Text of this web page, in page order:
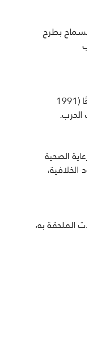
بطرح
وكان مجلس النواب قد صوّت في عام 2021 لصالح إلغاء تفويض 2002، فيما صادق مجلس الشيوخ في عام 2023 على مشروع يلغي التفويضين معًا (1991
للرعاية الصحية
به،